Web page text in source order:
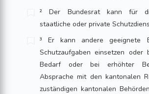
² Der Bundesrat kann für
staatliche oder private
³ Er kann andere geeignete
Schutzaufgaben einsetzen oder
Bedarf oder bei erhöhter
Absprache mit den kantona­len
zuständigen kantonalen